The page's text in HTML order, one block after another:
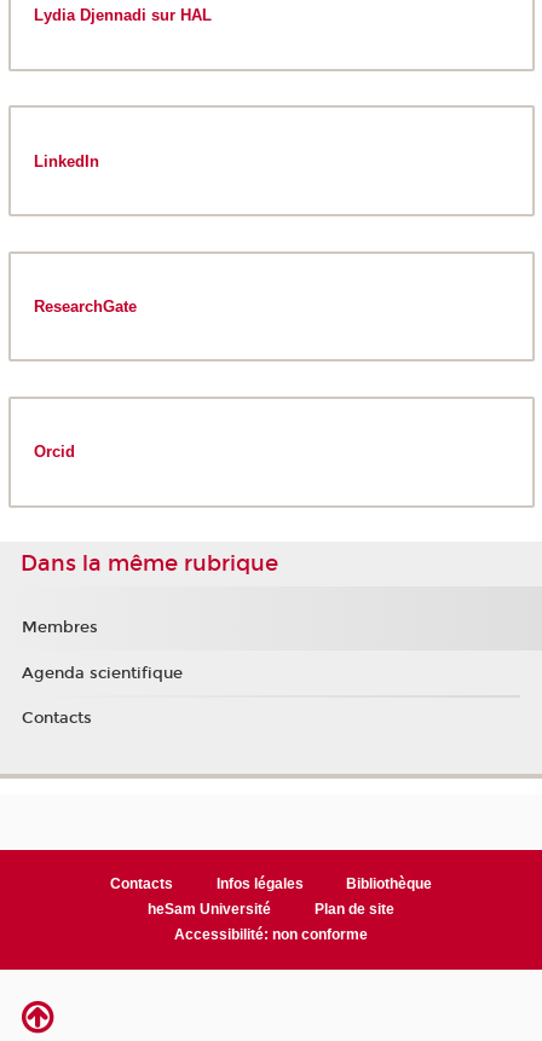
Lydia Djennadi sur HAL
LinkedIn
ResearchGate
Orcid
Dans la même rubrique
Membres
Agenda scientifique
Contacts
Contacts Infos légales
Bibliothèque
heSam Université
Plan de site
Accessibilité: non conforme